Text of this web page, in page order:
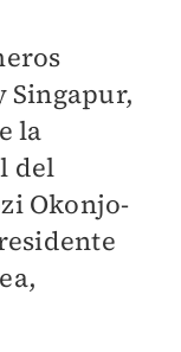
la
del
Okonjo-